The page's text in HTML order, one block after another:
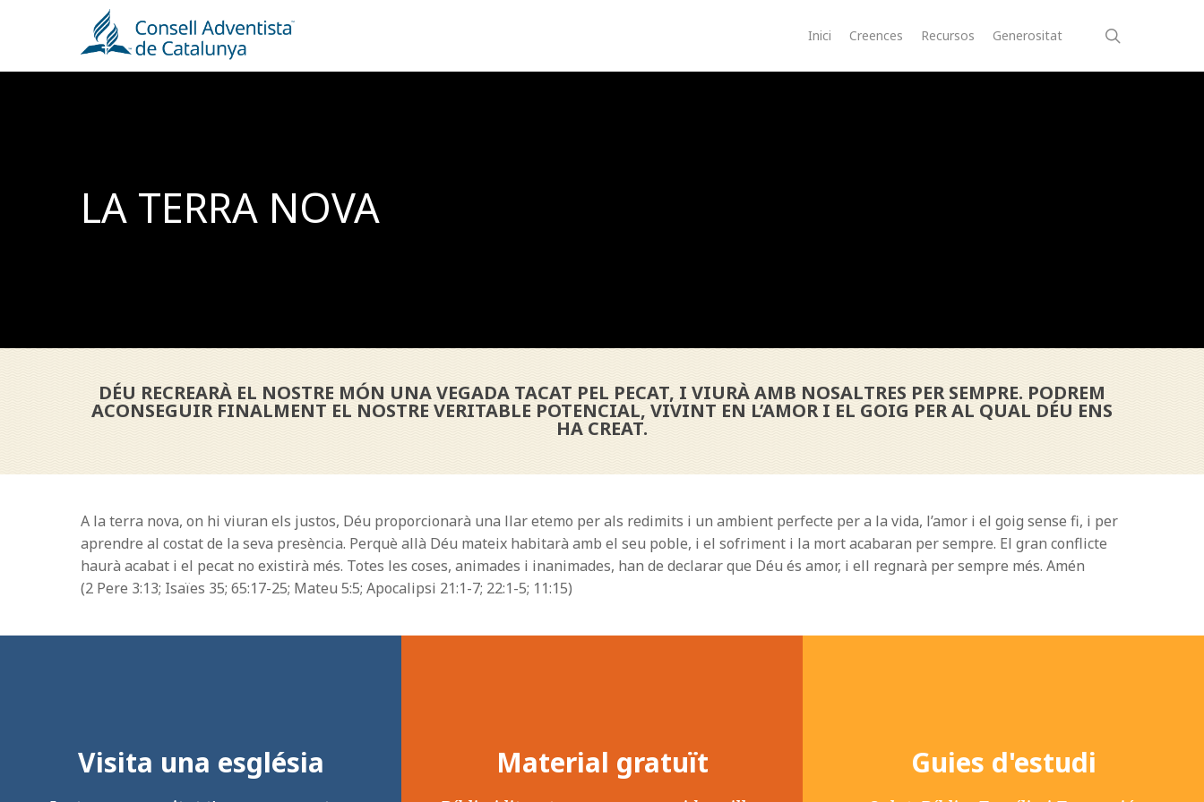
content
Inici Creences Recursos Generositat
LA TERRA NOVA
DÉU RECREARÀ EL NOSTRE MÓN UNA VEGADA TACAT PEL PECAT, I VIURÀ AMB NOSALTRES PER SEMPRE. PODREM
ACONSEGUIR FINALMENT EL NOSTRE VERITABLE POTENCIAL, VIVINT EN L’AMOR I EL GOIG PER AL QUAL DÉU ENS
HA CREAT.
A la terra nova, on hi viuran els justos, Déu proporcionarà una llar etemo per als redimits i un ambient perfecte per a la vida, l’amor i el goig sense fi, i per
aprendre al costat de la seva presència. Perquè allà Déu mateix habitarà amb el seu poble, i el sofriment i la mort acabaran per sempre. El gran conflicte
haurà acabat i el pecat no existirà més. Totes les coses, animades i inanimades, han de declarar que Déu és amor, i ell regnarà per sempre més. Amén
(2 Pere 3:13; Isaïes 35; 65:17-25; Mateu 5:5; Apocalipsi 21:1-7; 22:1-5; 11:15)
Visita una església Material gratuït Guies d'estudi